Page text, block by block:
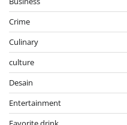
Crime
Culinary
culture
Desain
Entertainment